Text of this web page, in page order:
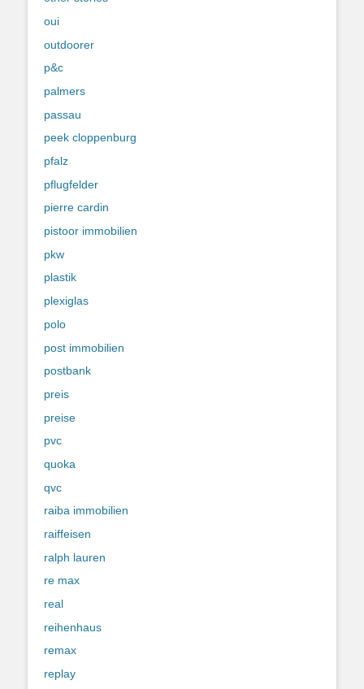
oui
outdoorer
p&c
palmers
passau
peek cloppenburg
pfalz
pflugfelder
pierre cardin
pistoor immobilien
pkw
plastik
plexiglas
polo
post immobilien
postbank
preis
preise
pvc
quoka
qvc
raiba immobilien
raiffeisen
ralph lauren
re max
real
reihenhaus
remax
replay